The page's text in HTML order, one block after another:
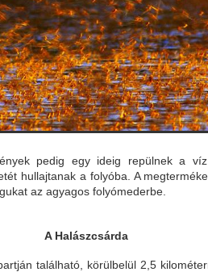
pedig egy ideig repülnek a
hullajtanak a folyóba. A
az agyagos folyómederbe.
A Halászcsárda
található, körülbelül 2,5